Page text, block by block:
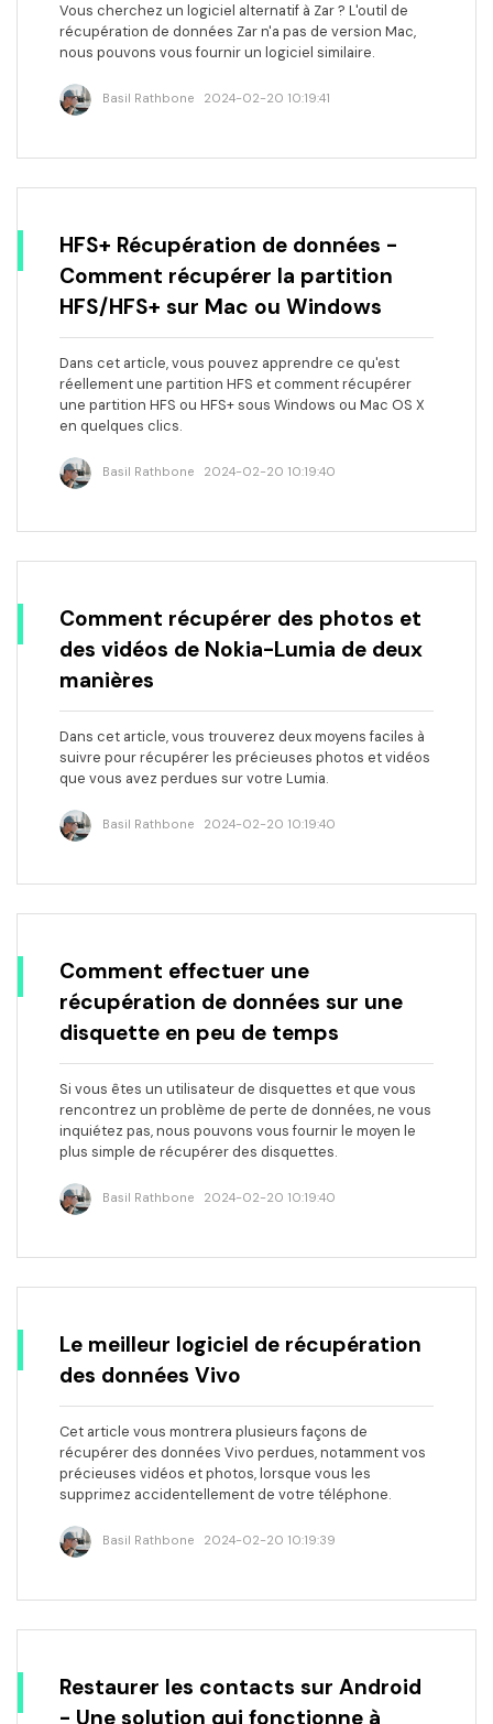
Vous cherchez un logiciel alternatif à Zar ? L'outil de
récupération de données Zar n'a pas de version Mac,
nous pouvons vous fournir un logiciel similaire.
Basil Rathbone 2024-02-20 10:19:41
HFS+ Récupération de données -
Comment récupérer la partition
HFS/HFS+ sur Mac ou Windows
Dans cet article, vous pouvez apprendre ce qu'est
réellement une partition HFS et comment récupérer
une partition HFS ou HFS+ sous Windows ou Mac OS X
en quelques clics.
Basil Rathbone 2024-02-20 10:19:40
Comment récupérer des photos et
des vidéos de Nokia-Lumia de deux
manières
Dans cet article, vous trouverez deux moyens faciles à
suivre pour récupérer les précieuses photos et vidéos
que vous avez perdues sur votre Lumia.
Basil Rathbone 2024-02-20 10:19:40
Comment effectuer une
récupération de données sur une
disquette en peu de temps
Si vous êtes un utilisateur de disquettes et que vous
rencontrez un problème de perte de données, ne vous
inquiétez pas, nous pouvons vous fournir le moyen le
plus simple de récupérer des disquettes.
Basil Rathbone 2024-02-20 10:19:40
Le meilleur logiciel de récupération
des données Vivo
Cet article vous montrera plusieurs façons de
récupérer des données Vivo perdues, notamment vos
précieuses vidéos et photos, lorsque vous les
supprimez accidentellement de votre téléphone.
Basil Rathbone 2024-02-20 10:19:39
Restaurer les contacts sur Android
- Une solution qui fonctionne à